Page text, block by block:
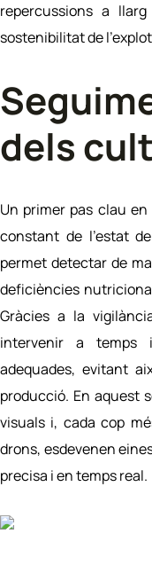
repercussions a
sostenibilitat de
dels
Un primer pas clau
constant de l’estat
permet detectar de
deficiències
Gràcies a la
intervenir a temps
adequades, evitant
producció. En aquest
visuals i, cada cop
drons, esdevenen
precisa i en temps real.